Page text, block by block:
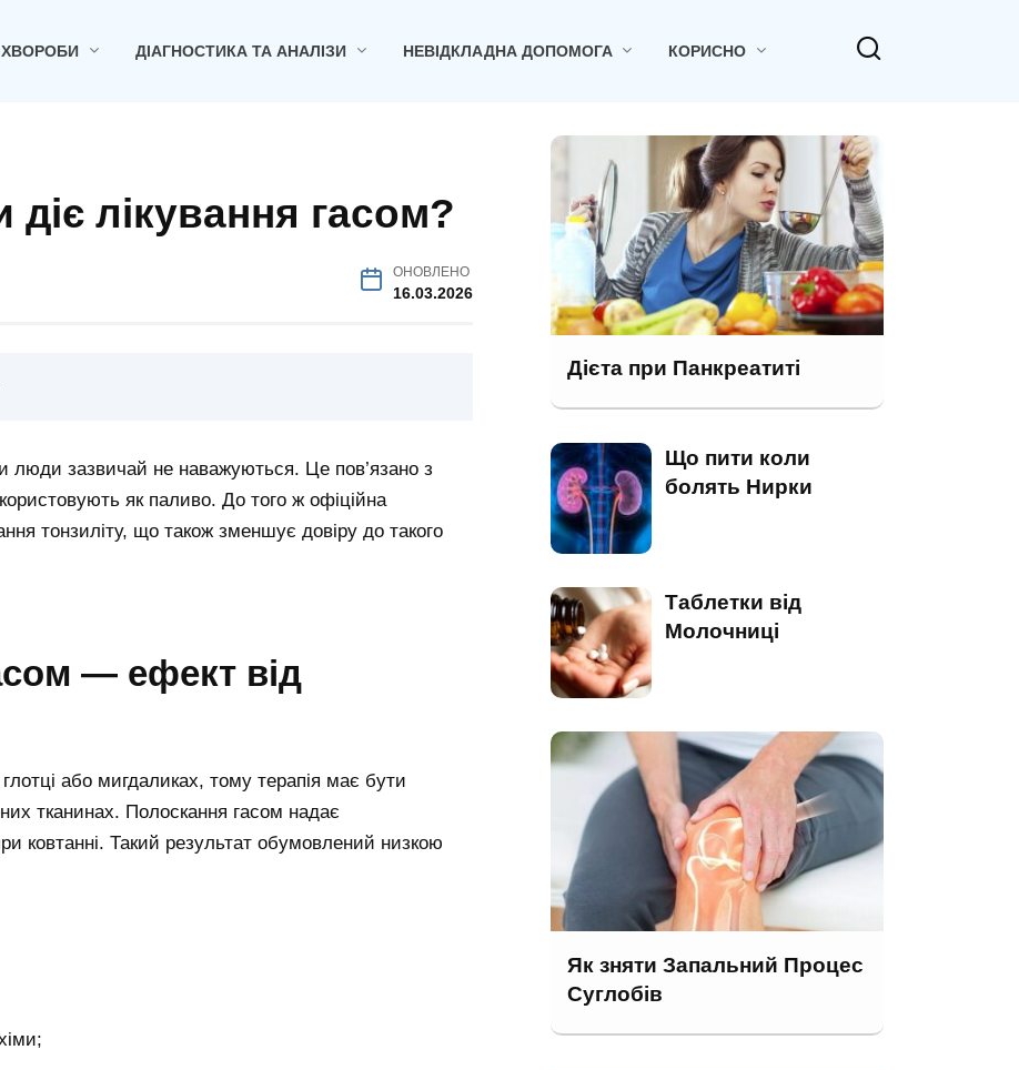
ХВОРОБИ ДІАГНОСТИКА ТА АНАЛІЗИ НЕВІДКЛАДНА ДОПОМОГА КОРИСНО
діє лікування гасом?
ОНОВЛЕНО
16.03.2026
люди зазвичай не наважуються. Це пов’язано з
як паливо. До того ж офіційна
тонзиліту, що також зменшує довіру до такого
— ефект від
або мигдаликах, тому терапія має бути
тканинах. Полоскання гасом надає
ковтанні. Такий результат обумовлений низкою
Дієта при Панкреатиті
Що пити коли
болять Нирки
Таблетки від
Молочниці
Як зняти Запальний Процес
Суглобів